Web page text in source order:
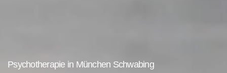
Psychotherapie in München Schwabing